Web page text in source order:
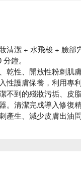
清潔 + 水飛梭 + 臉
鐘。
乾性、開放性粉刺肌膚
性護膚保養，利用專
不到的殘妝污垢、皮
。清潔完成導入修復
產生、減少皮膚出油